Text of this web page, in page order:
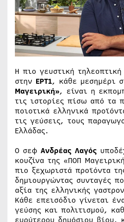
Η πιο γευστική
στην ΕΡΤ1, κάθε μεσημέρι
Μαγειρική», είναι η
τις ιστορίες πίσω από τα
ποιοτικά ελληνικά
τις γεύσεις, τους
Ελλάδας.
Ο σεφ Ανδρέας Λαγός
κουζίνα της «ΠΟΠ
πιο ξεχωριστά προϊόντα
δημιουργώντας συνταγές
αξία της ελληνικής
Κάθε επεισόδιο γίνεται
γεύσης και πολιτισμού,